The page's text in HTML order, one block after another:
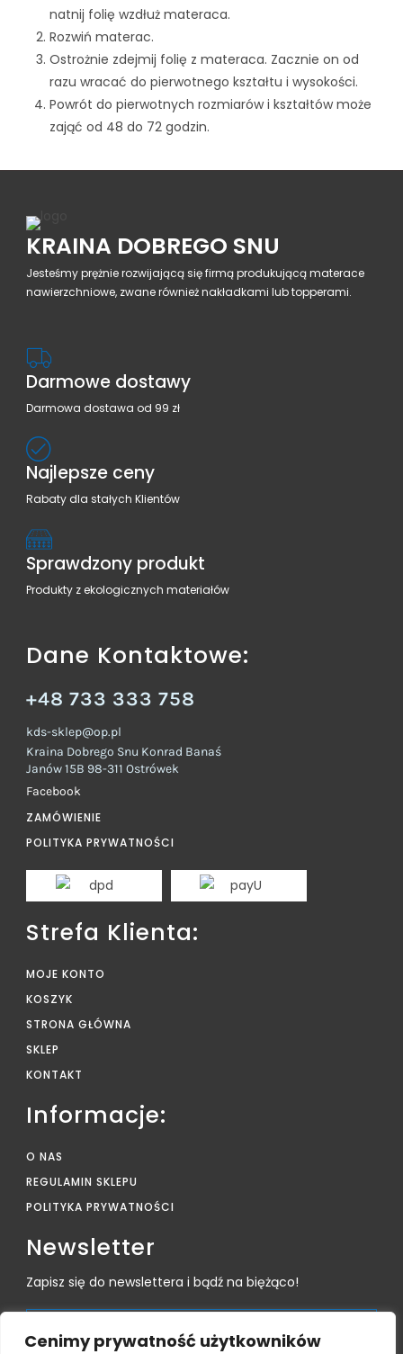
Cenimy prywatność użytkowników
natnij folię wzdłuż materaca.
Rozwiń materac.
Ostrożnie zdejmij folię z materaca. Zacznie on od
razu wracać do pierwotnego kształtu i wysokości.
Powrót do pierwotnych rozmiarów i kształtów może
zająć od 48 do 72 godzin.
KRAINA DOBREGO SNU
Jesteśmy prężnie rozwijającą się firmą produkującą materace
nawierzchniowe, zwane również nakładkami lub topperami.
Darmowe dostawy
Darmowa dostawa od 99 zł
Najlepsze ceny
Rabaty dla stałych Klientów
Sprawdzony produkt
Produkty z ekologicznych materiałów
Dane Kontaktowe:
+48 733 333 758
kds-sklep@op.pl
Kraina Dobrego Snu Konrad Banaś
Janów 15B 98-311 Ostrówek
Facebook
ZAMÓWIENIE
POLITYKA PRYWATNOŚCI
Strefa Klienta:
MOJE KONTO
KOSZYK
STRONA GŁÓWNA
SKLEP
KONTAKT
Informacje:
O NAS
REGULAMIN SKLEPU
POLITYKA PRYWATNOŚCI
Newsletter
Zapisz się do newslettera i bądź na biężąco!